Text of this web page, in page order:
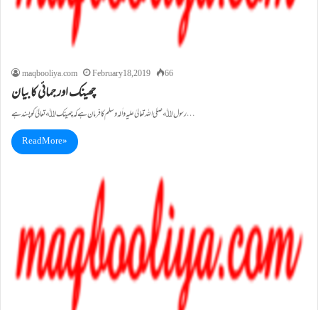
maqbooliya.com February 18, 2019 66
چھینک اور جمائی کا بیان
رسول اﷲ صلی اللہ تعالیٰ علیہ واٰلہ وسلم کا فرمان ہے کہ چھینک اﷲ تعالیٰ کو پسند ہے…
Read More »